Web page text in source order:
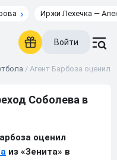
Иржи Лехечка —
Войти
/ Агент Барбоза оценил
Соболева в
оценил
из «Зенита» в